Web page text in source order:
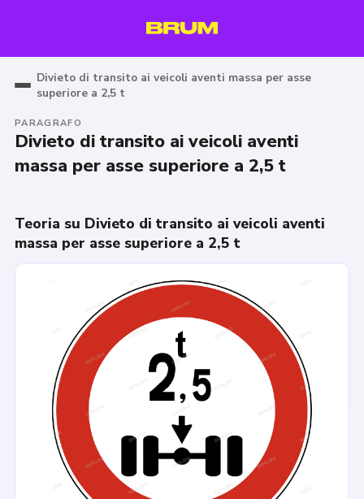
Divieto di transito ai veicoli aventi massa per asse
superiore a 2,5 t
PARAGRAFO
Divieto di transito ai veicoli aventi
massa per asse superiore a 2,5 t
Teoria su Divieto di transito ai veicoli aventi
massa per asse superiore a 2,5 t